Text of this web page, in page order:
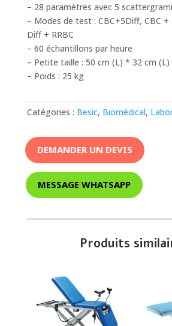
– 28 paramètres avec 5
– Modes de test : CBC+5Diff, CBC +
Diff + RRBC
– 60 échantillons par heure
– Petite taille : 50 cm (L) * 32 cm
– Poids : 25 kg
Catégories : Besic, Biomédical,
DEMANDER UN DEVIS
MESSAGE WHATSAPP
Produits